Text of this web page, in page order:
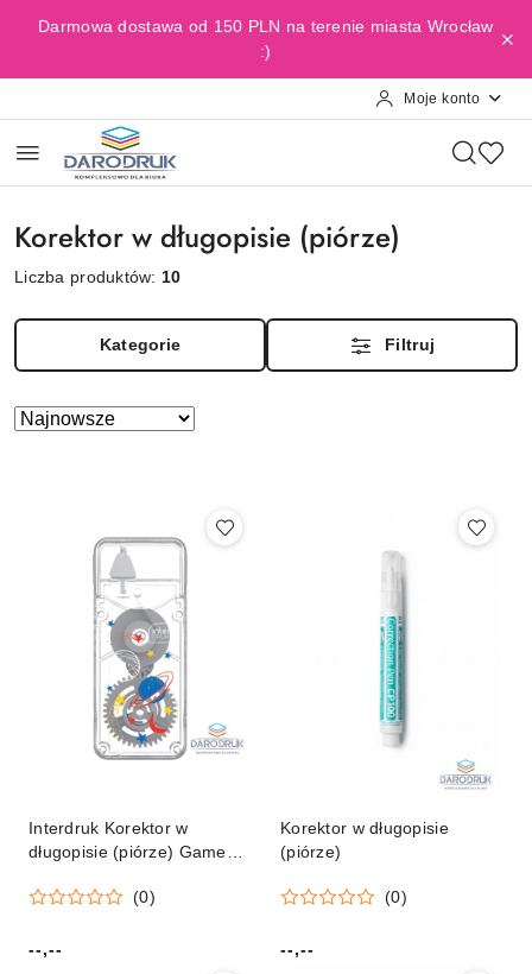
Przejdź do treści głównej
Przejdź do wyszukiwarki
Przejdź do moje konto
Przejdź do menu głównego
Przejdź do stopki
Darmowa dostawa od 150 PLN na terenie miasta Wrocław
:)
Moje konto
Korektor w długopisie (piórze)
Liczba produktów: 10
Kategorie Filtruj
Zastosowano
Sortuj
Interdruk Korektor w
długopisie (piórze) Game
(IKORTAŚGO)(0)
Cena:
--,--
Korektor w długopisie
(piórze)
(0)
Cena:
--,--